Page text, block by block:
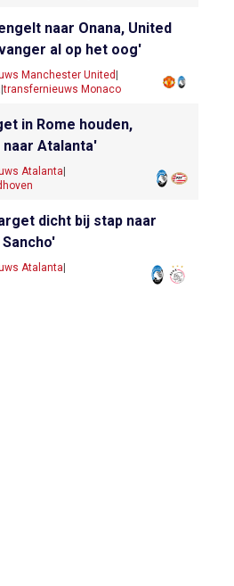
naar Onana, United
al op het oog'
Manchester United |
|transfernieuws Monaco
in Rome houden,
naar Atalanta'
Atalanta|
dicht bij stap naar
Atalanta|